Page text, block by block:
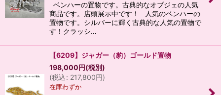
ベンハーの置物です。古典的なオブジェの人気
商品です。店頭展示中です！ 人気のベンハーの
置物です。シルバーに輝く古典的な人気の置物で
す！クラッシ…
【6209】ジャガー（豹）ゴールド置物
198,000 円(税別)
(税込: 217,800円)
在庫わずか